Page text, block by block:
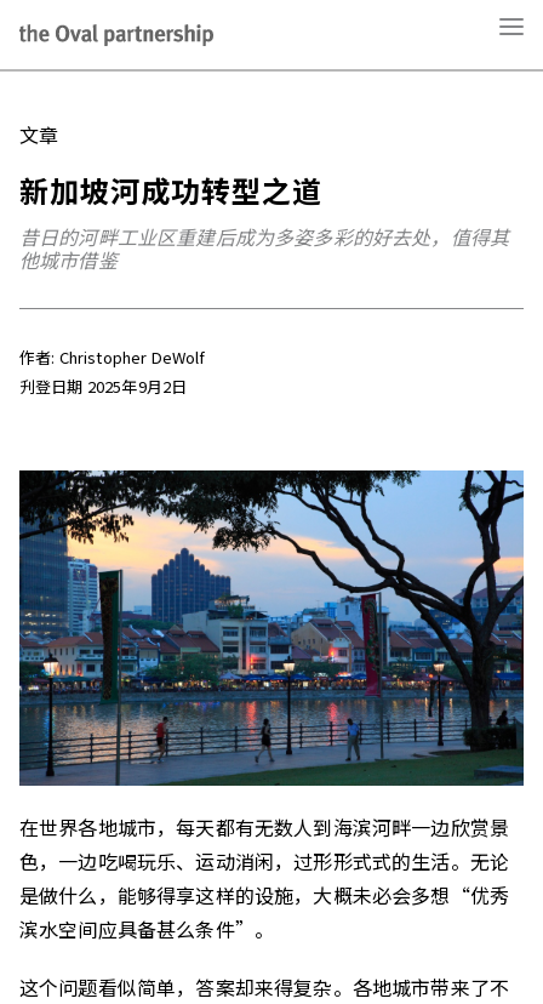
文章
新加坡河成功转型之道
昔日的河畔工业区重建后成为多姿多彩的好去处，值得其
他城市借鉴
作者: Christopher DeWolf
刋登日期 2025年9月2日
在世界各地城市，每天都有无数人到海滨河畔一边欣赏景
色，一边吃喝玩乐、运动消闲，过形形式式的生活。无论
是做什么，能够得享这样的设施，大概未必会多想“优秀
滨水空间应具备甚么条件”。
这个问题看似简单，答案却来得复杂。各地城市带来了不